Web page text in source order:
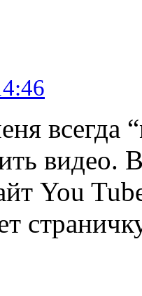
всегда
видео.
You